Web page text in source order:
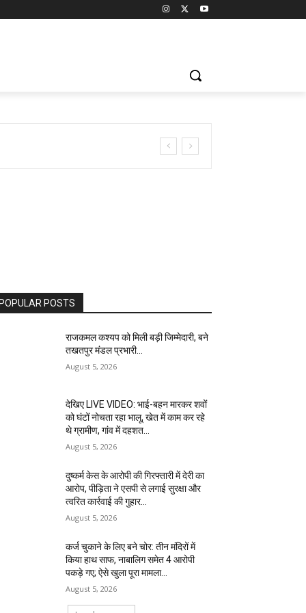
POPULAR POSTS
राजकमल कश्यप को मिली बड़ी जिम्मेदारी, बने
तखतपुर मंडल प्रभारी…
August 5, 2026
देखिए LIVE VIDEO: भाई-बहन मारकर शवों
को घंटों नोचता रहा भालू, खेत में काम कर रहे
थे ग्रामीण, गांव में दहशत…
August 5, 2026
दुष्कर्म केस के आरोपी की गिरफ्तारी में देरी का
आरोप, पीड़िता ने एसपी से लगाई सुरक्षा और
त्वरित कार्रवाई की गुहार…
August 5, 2026
कर्ज चुकाने के लिए बने चोर: तीन मंदिरों में
किया हाथ साफ, नाबालिग समेत 4 आरोपी
पकड़े गए; ऐसे खुला पूरा मामला…
August 5, 2026